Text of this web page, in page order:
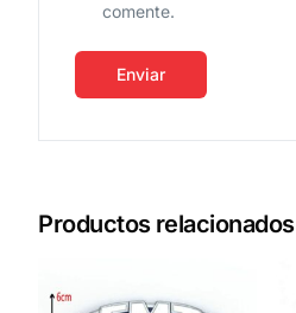
comente.
Productos relacionados